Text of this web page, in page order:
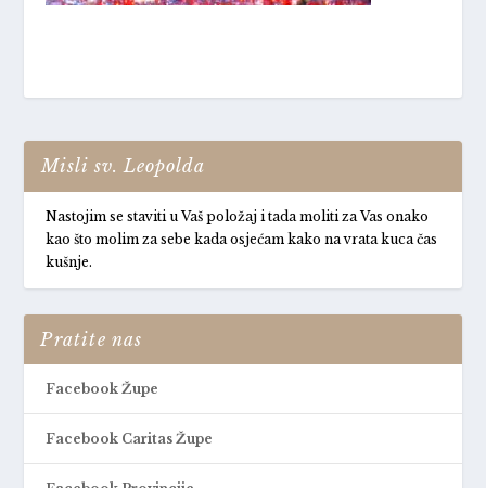
Misli sv. Leopolda
Nastojim se staviti u Vaš položaj i tada moliti za Vas onako
kao što molim za sebe kada osjećam kako na vrata kuca čas
kušnje.
Pratite nas
Facebook Župe
Facebook Caritas Župe